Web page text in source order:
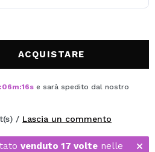
ACQUISTARE
:06m:16s e sarà spedito dal nostro
/ Lascia un commento
venduto 17 volte nelle